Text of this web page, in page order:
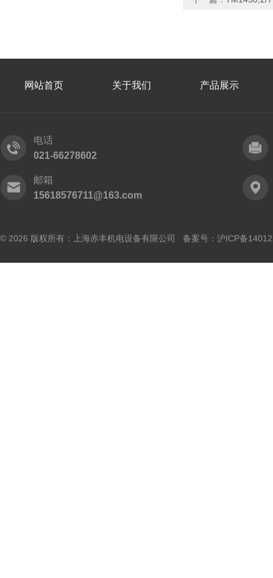
网站首页 关于我们 产品展示
电话
021-66278602
邮箱
15618576711@163.com
© 2026 版权所有：上海赤丰机电设备有限公司 备案号： 沪ICP备